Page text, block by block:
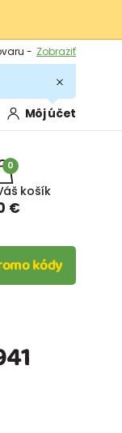
- Zobraziť
Podmienky
Môj účet
0
košík
€
kódy